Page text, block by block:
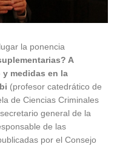
la ponencia
A
medidas en la
(profesor catedrático de
de Ciencias Criminales
general de la
de las
por el Consejo